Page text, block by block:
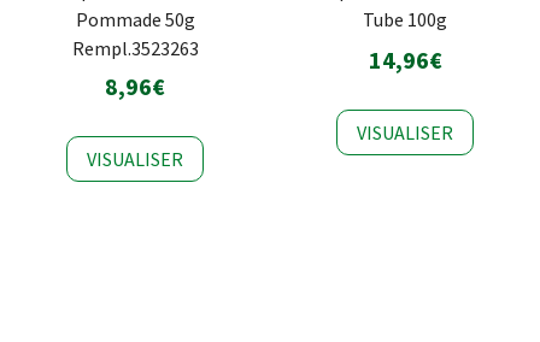
Pommade 50g
Rempl.3523263
8,96€
VISUALISER
Tube 100g
14,96€
VISUALISER